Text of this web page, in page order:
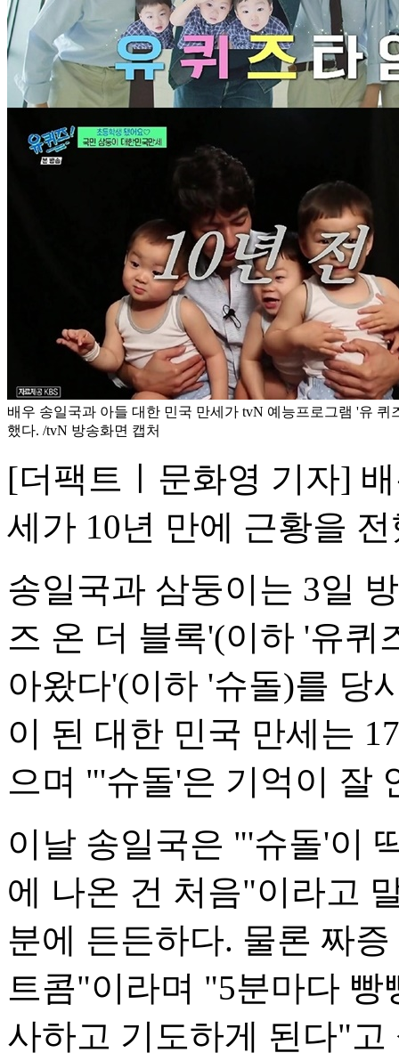
배우 송일국과 아들 대한 민국 만세가 tvN 예능프로그램 '유 퀴
했다. /tvN 방송화면 캡처
[더팩트ㅣ문화영 기자]
세가 10년 만에 근황을
송일국과 삼둥이는 3일
즈 온 더 블록'(이하 '유퀴
아왔다'(이하 '슈돌)를 당
이 된 대한 민국 만세는
으며 "'슈돌'은 기억이 잘
이날 송일국은 "'슈돌'이
에 나온 건 처음"이라고
분에 든든하다. 물론 짜
트콤"이라며 "5분마다 빵
사하고 기도하게 된다"고